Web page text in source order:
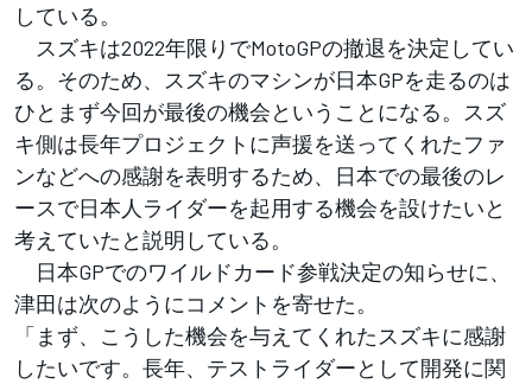
している。
スズキは2022年限りでMotoGPの撤退を決定してい
る。そのため、スズキのマシンが日本GPを走るのは
ひとまず今回が最後の機会ということになる。スズ
キ側は長年プロジェクトに声援を送ってくれたファ
ンなどへの感謝を表明するため、日本での最後のレ
ースで日本人ライダーを起用する機会を設けたいと
考えていたと説明している。
日本GPでのワイルドカード参戦決定の知らせに、
津田は次のようにコメントを寄せた。
「まず、こうした機会を与えてくれたスズキに感謝
したいです。長年、テストライダーとして開発に関